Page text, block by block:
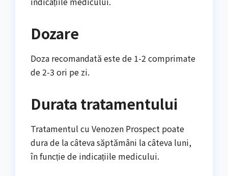
Dozare
Doza recomandată este de 1-2 comprimate
de 2-3 ori pe zi.
Durata tratamentului
Tratamentul cu Venozen Prospect poate
dura de la câteva săptămâni la câteva luni,
în funcție de indicațiile medicului.